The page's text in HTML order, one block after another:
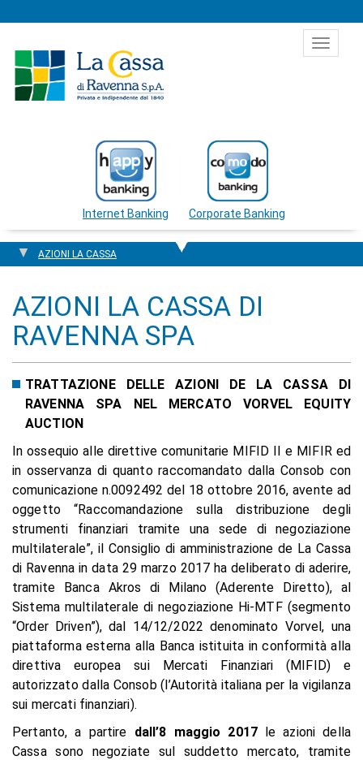
Toggle
Internet Banking Corporate Banking
AZIONI LA CASSA
AZIONI LA CASSA DI
RAVENNA SPA
TRATTAZIONE DELLE AZIONI DE LA CASSA DI
RAVENNA SPA NEL MERCATO VORVEL EQUITY
AUCTION
In ossequio alle direttive comunitarie MIFID II e MIFIR ed
in osservanza di quanto raccomandato dalla Consob con
comunicazione n.0092492 del 18 ottobre 2016, avente ad
oggetto “Raccomandazione sulla distribuzione degli
strumenti finanziari tramite una sede di negoziazione
multilaterale”, il Consiglio di amministrazione de La Cassa
di Ravenna in data 29 marzo 2017 ha deliberato di aderire,
tramite Banca Akros di Milano (Aderente Diretto), al
Sistema multilaterale di negoziazione Hi-MTF (segmento
“Order Driven”), dal 14/12/2022 denominato Vorvel, una
piattaforma esterna alla Banca istituita in conformità alla
direttiva europea sui Mercati Finanziari (MIFID) e
autorizzato dalla Consob (l’Autorità italiana per la vigilanza
sui mercati finanziari).
Pertanto, a partire dall’8 maggio 2017 le azioni della
Cassa sono negoziate sul suddetto mercato, tramite